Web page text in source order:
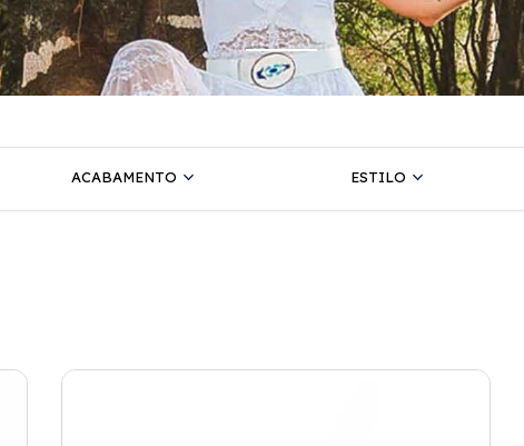
ACABAMENTO ESTILO